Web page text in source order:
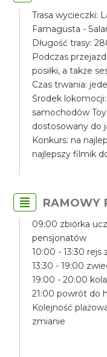
Trasa wycieczki:
Famagusta -
Długość trasy:
Podczas
posiłki, a także
Czas trwania:
Środek
samochodów
dostosowany do
Konkurs: na
najlepszy filmik
RAMOWY
09:00 zbiórka
pensjonatów
10:00 - 13:30 rejs
13:30 - 19:00
19:00 - 20:00
21:00 powrót do
Kolejność
zmianie